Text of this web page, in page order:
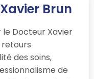
Brun
le Docteur Xavier
retours
des soins,
de